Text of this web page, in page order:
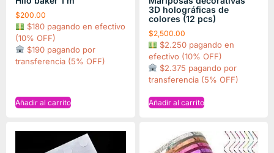
$200.00
$180 pagando en efectivo
(10% OFF)
$190 pagando por
transferencia (5% OFF)
Añadir al carrito
3D holográficas de
colores (12 pcs)
$2,500.00
$2.250 pagando en
efectivo (10% OFF)
$2.375 pagando por
transferencia (5% OFF)
Añadir al carrito